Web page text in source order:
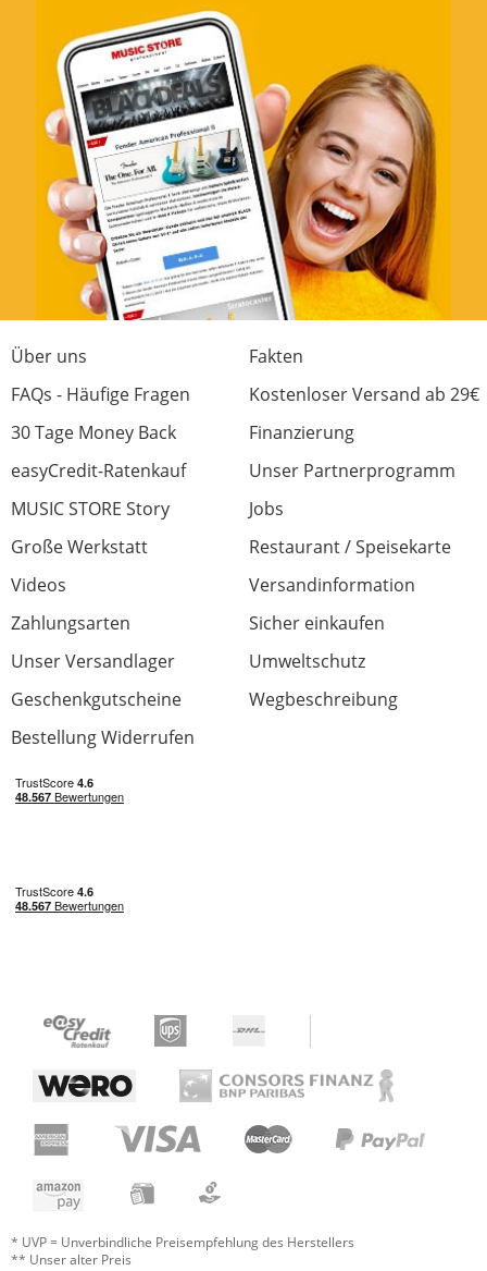
Über uns
Fakten
FAQs - Häufige Fragen
Kostenloser Versand ab 29€
30 Tage Money Back
Finanzierung
easyCredit-Ratenkauf
Unser Partnerprogramm
MUSIC STORE Story
Jobs
Große Werkstatt
Restaurant / Speisekarte
Videos
Versandinformation
Zahlungsarten
Sicher einkaufen
Unser Versandlager
Umweltschutz
Geschenkgutscheine
Wegbeschreibung
Bestellung Widerrufen
* UVP = Unverbindliche Preisempfehlung des Herstellers
** Unser alter Preis